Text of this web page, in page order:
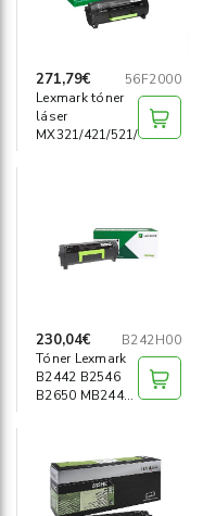
Mobiliario
Seguridad
271,79€
56F2000
Lexmark tóner
láser
MX321/421/521/522/622/
230,04€
B242H00
Tóner Lexmark
B2442 B2546
B2650 MB2442